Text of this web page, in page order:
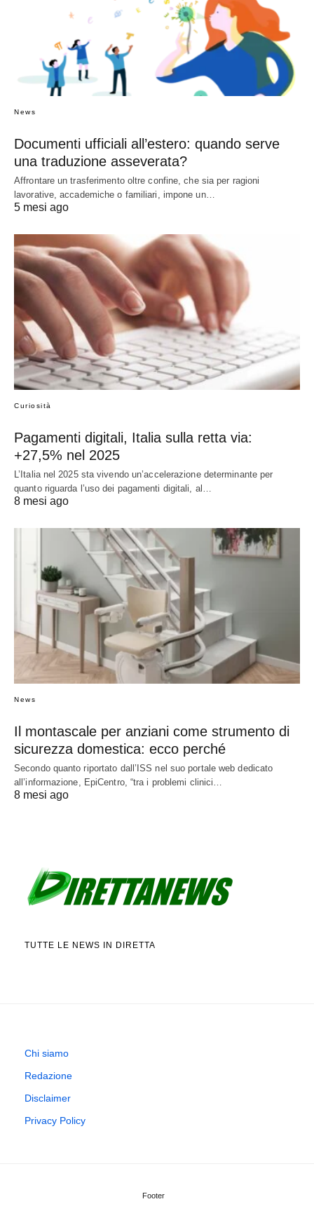
News
Documenti ufficiali all’estero: quando serve
una traduzione asseverata?
Affrontare un trasferimento oltre confine, che sia per ragioni
lavorative, accademiche o familiari, impone un…
5 mesi ago
Curiosità
Pagamenti digitali, Italia sulla retta via:
+27,5% nel 2025
L’Italia nel 2025 sta vivendo un’accelerazione determinante per
quanto riguarda l’uso dei pagamenti digitali, al…
8 mesi ago
News
Il montascale per anziani come strumento di
sicurezza domestica: ecco perché
Secondo quanto riportato dall’ISS nel suo portale web dedicato
all’informazione, EpiCentro, “tra i problemi clinici…
8 mesi ago
TUTTE LE NEWS IN DIRETTA
Chi siamo
Redazione
Disclaimer
Privacy Policy
Footer